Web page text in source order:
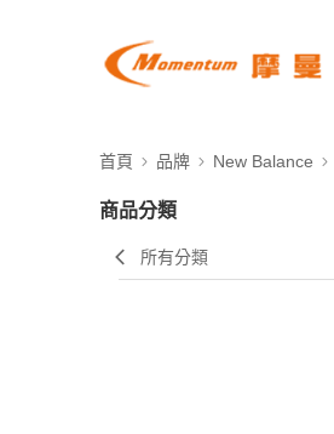
首頁 品牌 New Balance
商品分類
所有分類